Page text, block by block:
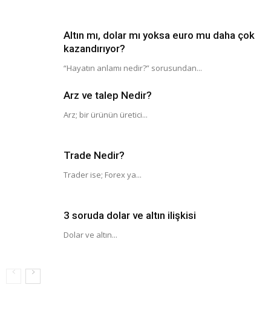
Altın mı, dolar mı yoksa euro mu daha çok
kazandırıyor?
“Hayatın anlamı nedir?” sorusundan...
Arz ve talep Nedir?
Arz; bir ürünün üretici...
Trade Nedir?
Trader ise; Forex ya...
3 soruda dolar ve altın ilişkisi
Dolar ve altın...